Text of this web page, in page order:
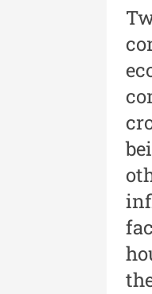
-
și
-
și
-